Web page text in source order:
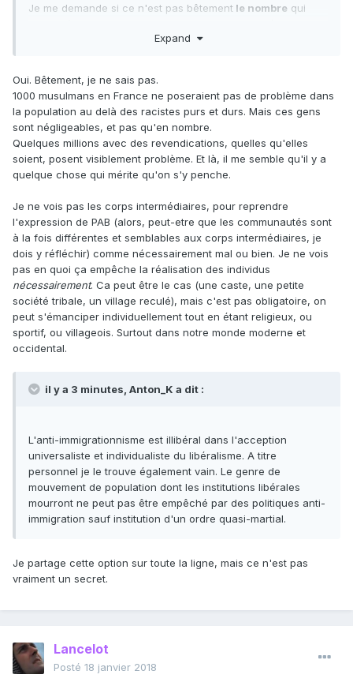
Je me demande si ce n'est pas bêtement le nombre qui
pas un problème si les membres de cette communauté
une condition suffisante au succès de cette influence.
Expand
Oui. Bêtement, je ne sais pas.
1000 musulmans en France ne poseraient pas de problème dans
la population au delà des racistes purs et durs. Mais ces gens
sont négligeables, et pas qu'en nombre.
Quelques millions avec des revendications, quelles qu'elles
soient, posent visiblement problème. Et là, il me semble qu'il y a
quelque chose qui mérite qu'on s'y penche.
Je ne vois pas les corps intermédiaires, pour reprendre
l'expression de PAB (alors, peut-etre que les communautés sont
à la fois différentes et semblables aux corps intermédiaires, je
dois y réfléchir) comme nécessairement mal ou bien. Je ne vois
pas en quoi ça empêche la réalisation des individus
nécessairement. Ca peut être le cas (une caste, une petite
société tribale, un village reculé), mais c'est pas obligatoire, on
peut s'émanciper individuellement tout en étant religieux, ou
sportif, ou villageois. Surtout dans notre monde moderne et
occidental.
il y a 3 minutes, Anton_K a dit :
L'anti-immigrationnisme est illibéral dans l'acception
universaliste et individualiste du libéralisme. A titre
personnel je le trouve également vain. Le genre de
mouvement de population dont les institutions libérales
mourront ne peut pas être empêché par des politiques anti-
immigration sauf institution d'un ordre quasi-martial.
Je partage cette option sur toute la ligne, mais ce n'est pas
vraiment un secret.
Lancelot
Posté 18 janvier 2018